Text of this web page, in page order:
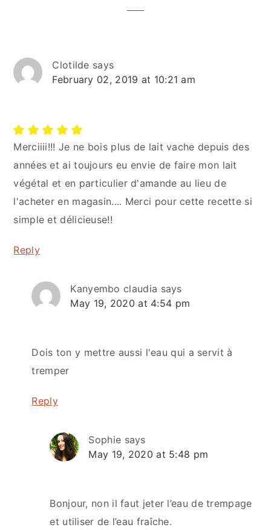
Clotilde says
February 02, 2019 at 10:21 am
Merciiii!!! Je ne bois plus de lait vache depuis des
années et ai toujours eu envie de faire mon lait
végétal et en particulier d'amande au lieu de
l'acheter en magasin.... Merci pour cette recette si
simple et délicieuse!!
Reply
Kanyembo claudia says
May 19, 2020 at 4:54 pm
Dois ton y mettre aussi l'eau qui a servit à
tremper
Reply
Sophie says
May 19, 2020 at 5:48 pm
Bonjour, non il faut jeter l’eau de trempage
et utiliser de l’eau fraîche.